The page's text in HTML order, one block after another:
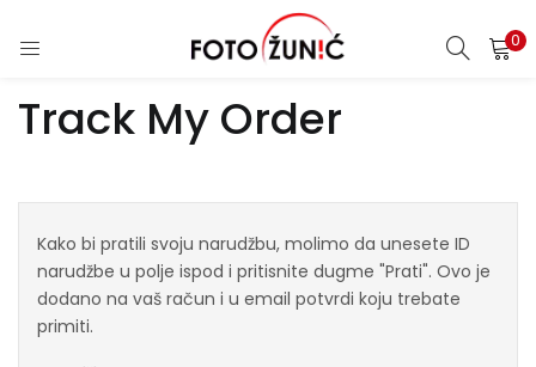
0
Track My Order
Kako bi pratili svoju narudžbu, molimo da unesete ID
narudžbe u polje ispod i pritisnite dugme "Prati". Ovo je
dodano na vaš račun i u email potvrdi koju trebate
primiti.